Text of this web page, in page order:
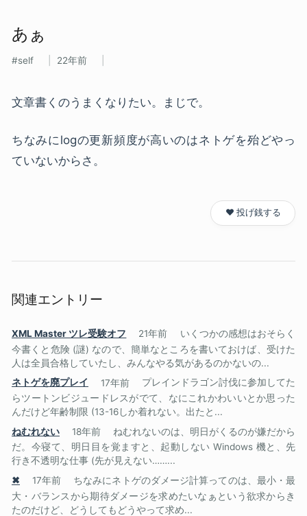
あぁ
self 22年前
文章書くのうまくなりたい。まじで。
ちなみにlogの更新頻度が高いのはネトゲを殆どやっ
ていないからさ。
❤️ 投げ銭する
関連エントリー
XML Master ツレ受験オフ 21年前
いくつかの感想はおそらく
今書くと危険 (謎) なので、簡単なところを書いておけば、受けた
人は全員合格していたし、みんなやる気があるのかないの...
ネトゲを廃プレイ
17年前
プレインドラゴン討伐に参加してた
らツートンビジュードレスがでて、なにこれかわいいとか思った
んだけど年齢制限 (13-16しか着れない。出たと...
ねむれない
18年前
ねむれないのは、明日がくるのが嫌だから
だ。今寝て、明日目を覚ますと、起動しない Windows 機と、先
行き不透明な仕事 (先が見えない……...
✖
17年前
ちなみにネトゲのダメージ計算ってのは、最小・最
大・バランスから期待ダメージを求めたいなぁという欲求からき
たのだけど、どうしてもどうやって求め...